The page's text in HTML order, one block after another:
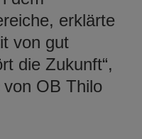
erklärte
von gut
die Zukunft“,
OB Thilo